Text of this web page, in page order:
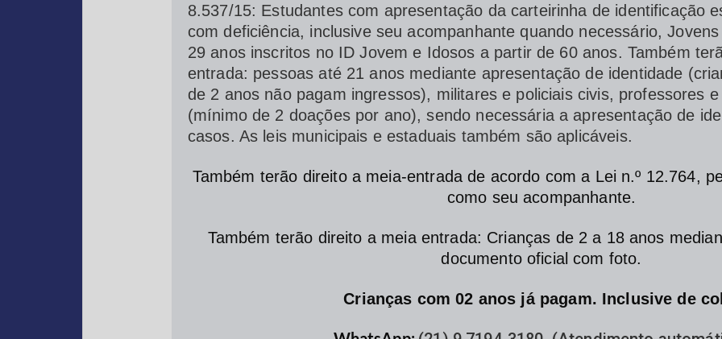
8.537/15: Estudantes com apresentação da carteirinha de identificação
com deficiência, inclusive seu acompanhante quando necessário,
29 anos inscritos no ID Jovem e Idosos a partir de 60 anos. Também
entrada: pessoas até 21 anos mediante apresentação de identidade
de 2 anos não pagam ingressos), militares e policiais civis, professores
(mínimo de 2 doações por ano), sendo necessária a apresentação de
casos. As leis municipais e estaduais também são aplicáveis.
Também terão direito a meia-entrada de acordo com a Lei n.º 12.764,
como seu acompanhante.
Também terão direito a meia entrada: Crianças de 2 a 18 anos
documento oficial com foto.
Crianças com 02 anos já pagam. Inclusive de